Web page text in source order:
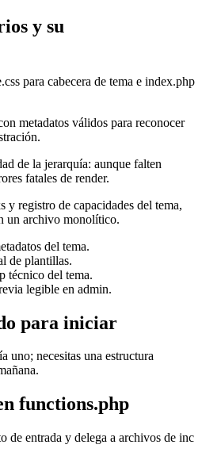
y su
para cabecera de tema e index.php
metadatos válidos para reconocer
de la jerarquía: aunque falten
fatales de render.
y registro de capacidades del tema,
un archivo monolítico.
del tema.
de plantillas.
técnico del tema.
legible en admin.
para iniciar
uno; necesitas una estructura
functions.php
de entrada y delega a archivos de inc